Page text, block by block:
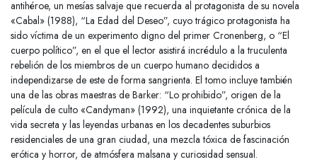
antihéroe, un mesías salvaje que recuerda al protagonista de su novela
«Cabal» (1988), “La Edad del Deseo”, cuyo trágico protagonista ha
sido víctima de un experimento digno del primer Cronenberg, o “El
cuerpo político”, en el que el lector asistirá incrédulo a la truculenta
rebelión de los miembros de un cuerpo humano decididos a
independizarse de este de forma sangrienta. El tomo incluye también
una de las obras maestras de Barker: “Lo prohibido”, origen de la
película de culto «Candyman» (1992), una inquietante crónica de la
vida secreta y las leyendas urbanas en los decadentes suburbios
residenciales de una gran ciudad, una mezcla tóxica de fascinación
erótica y horror, de atmósfera malsana y curiosidad sensual.